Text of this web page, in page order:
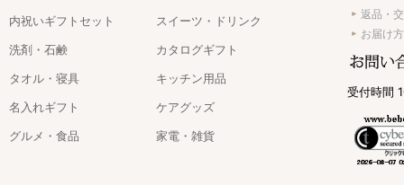
内祝いギフトセット
スイーツ・ドリンク
洗剤・石鹸
カタログギフト
タオル・寝具
キッチン用品
名入れギフト
ケアグッズ
グルメ・食品
家電・雑貨
返品・
お届け
受付時間